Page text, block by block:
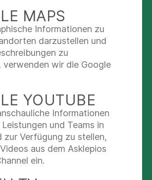
mit chronischer Depression bieten
psychotherapeutische
(Cognitive
System of Psychotherapy)
Psychotherapie wurde in den
James McCullough Jr. entwickelt
wissenschaftlichen
bei chronischen Depressionen
Beginn der stationären
MAPS
Informationen zu
darzustellen und
zu
verwenden wir die Google
YOUTUBE
Informationen
und Teams in
zur Verfügung zu stellen,
aus dem Asklepios
ein.